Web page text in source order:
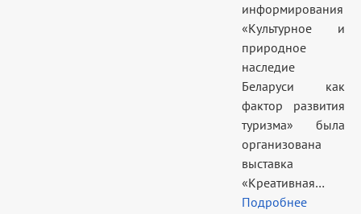
информирования
«Культурное и
природное
наследие
Беларуси как
фактор развития
туризма» была
организована
выставка
«Креативная…
Подробнее